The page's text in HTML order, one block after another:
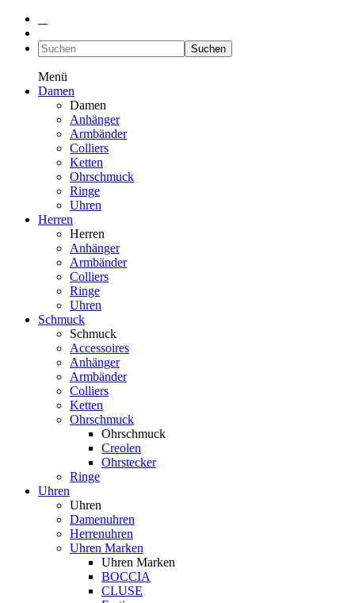
Suchen
Menü
Damen
Damen
Anhänger
Armbänder
Colliers
Ketten
Ohrschmuck
Ringe
Uhren
Herren
Herren
Anhänger
Armbänder
Colliers
Ringe
Uhren
Schmuck
Schmuck
Accessoires
Anhänger
Armbänder
Colliers
Ketten
Ohrschmuck
Ohrschmuck
Creolen
Ohrstecker
Ringe
Uhren
Uhren
Damenuhren
Herrenuhren
Uhren Marken
Uhren Marken
BOCCIA
CLUSE